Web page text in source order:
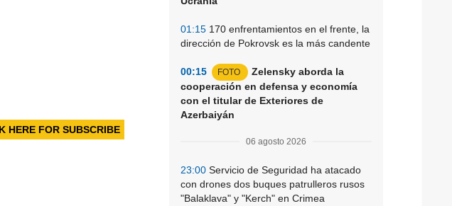
01:15 170 enfrentamientos en el frente, la
dirección de Pokrovsk es la más candente
00:15 FOTO
Zelensky aborda la
cooperación en defensa y economía
con el titular de Exteriores de
Azerbaiyán
06 agosto 2026
23:00 Servicio de Seguridad ha atacado
con drones dos buques patrulleros rusos
"Balaklava" y "Kerch" en Crimea
HERE FOR SUBSCRIBE